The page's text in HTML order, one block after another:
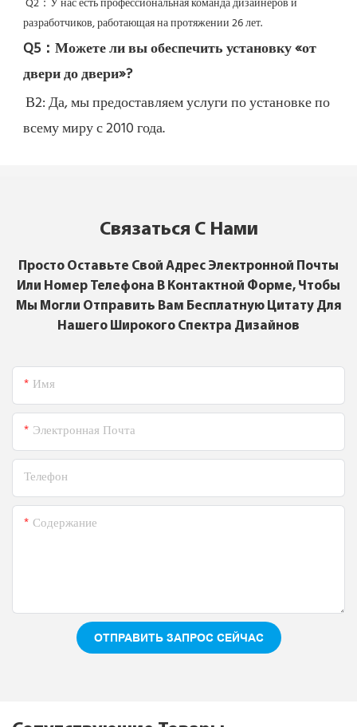
Q2： У нас есть профессиональная команда дизайнеров и
разработчиков, работающая на протяжении 26 лет.
Q5： Можете ли вы обеспечить установку «от
двери до двери»?
В2: Да, мы предоставляем услуги по установке по
всему миру с 2010 года.
Связаться С Нами
Просто Оставьте Свой Адрес Электронной Почты
Или Номер Телефона В Контактной Форме, Чтобы
Мы Могли Отправить Вам Бесплатную Цитату Для
Нашего Широкого Спектра Дизайнов
Имя
Электронная Почта
Телефон
Содержание
ОТПРАВИТЬ ЗАПРОС СЕЙЧАС